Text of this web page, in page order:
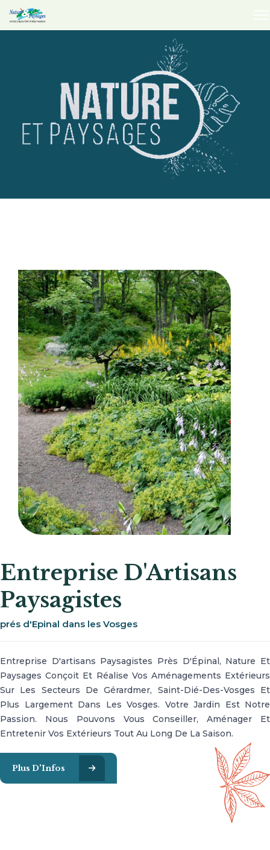
Entreprise D'Artisans
Paysagistes
prés d'Epinal dans les Vosges
Entreprise D'artisans Paysagistes Près D'Épinal, Nature Et
Paysages Conçoit Et Réalise Vos Aménagements Extérieurs
Sur Les Secteurs De Gérardmer, Saint-Dié-Des-Vosges Et
Plus Largement Dans Les Vosges. Votre Jardin Est Notre
Passion. Nous Pouvons Vous Conseiller, Aménager Et
Entretenir Vos Extérieurs Tout Au Long De La Saison.
Plus D'Infos